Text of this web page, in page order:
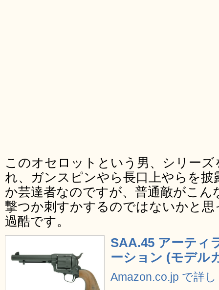
このオセロットという男、シリー
れ、ガンスピンやら長口上やらを
か芸達者なのですが、普通敵がこ
撃つか刺すかするのではないかと
過酷です。
SAA.45 アーティ
ーション (モデル
Amazon.co.jp で詳